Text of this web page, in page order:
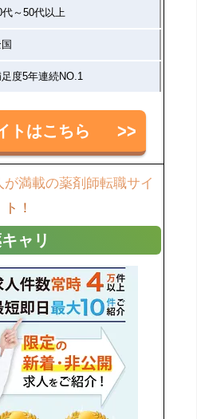
代～50代以上
度5年連続NO.1
トはこちら
満載の薬剤師転職サイ
ト！
ャリ